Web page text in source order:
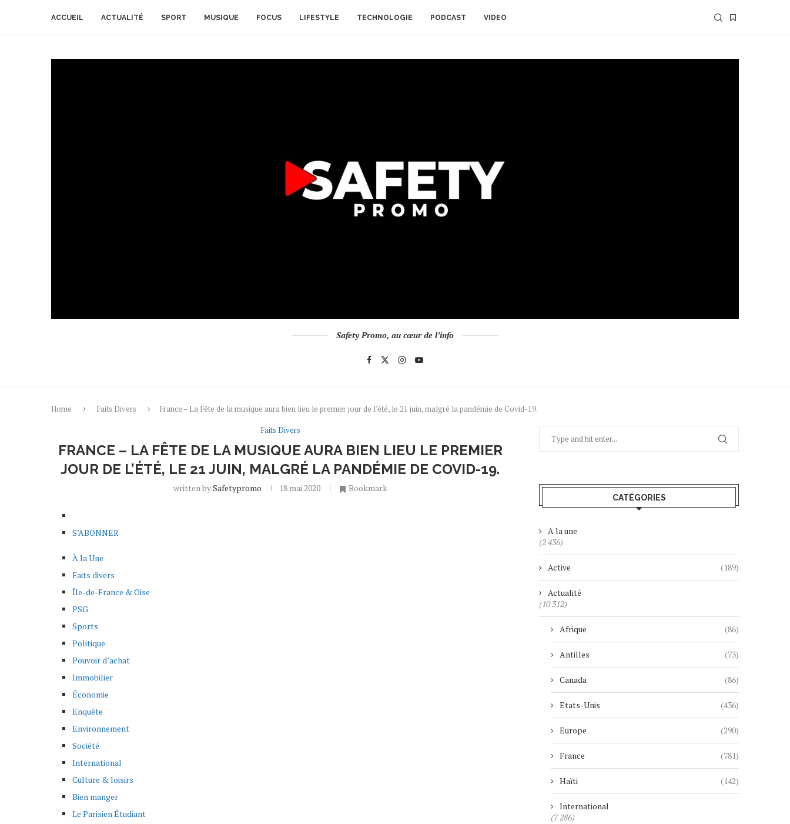
ACCUEIL ACTUALITÉ SPORT MUSIQUE FOCUS LIFESTYLE TECHNOLOGIE PODCAST VIDEO
Safety Promo, au cœur de l’info
Home Faits Divers
France – La Fête de la musique aura bien lieu le premier jour de l’été, le 21 juin, malgré la pandémie de Covid-19.
Faits Divers
FRANCE – LA FÊTE DE LA MUSIQUE AURA BIEN LIEU LE PREMIER
JOUR DE L’ÉTÉ, LE 21 JUIN, MALGRÉ LA PANDÉMIE DE COVID-19.
written bySafetypromo 18 mai 2020 Bookmark
S’ABONNER
À la Une
Faits divers
Île-de-France & Oise
PSG
Sports
Politique
Pouvoir d’achat
Immobilier
Économie
Enquête
Environnement
Société
International
Culture & loisirs
Bien manger
Le Parisien Étudiant
CATÉGORIES
A la une
(2 436)
Active (189)
Actualité
(10 312)
Afrique (86)
Antilles (73)
Canada (86)
Etats-Unis (436)
Europe (290)
France (781)
Haïti (142)
International
(7 286)